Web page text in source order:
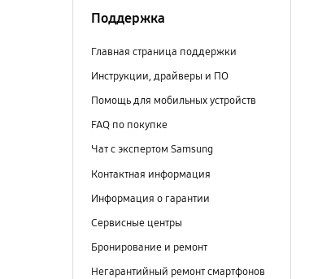
Поддержка
Главная страница поддержки
Инструкции, драйверы и ПО
Помощь для мобильных устройств
FAQ по покупке
Чат с экспертом Samsung
Контактная информация
Информация о гарантии
Сервисные центры
Бронирование и ремонт
Негарантийный ремонт смартфонов